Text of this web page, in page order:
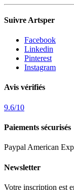
Suivre Artsper
Facebook
Linkedin
Pinterest
Instagram
Avis vérifiés
9.6/10
Paiements sécurisés
Paypal American
Newsletter
Votre inscription est